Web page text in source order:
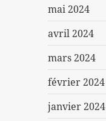
mai 2024
avril 2024
mars 2024
février 2024
janvier 2024